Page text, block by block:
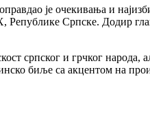
је очекивања и
Српске. Додир
српског и грчког
биље са акцентом на